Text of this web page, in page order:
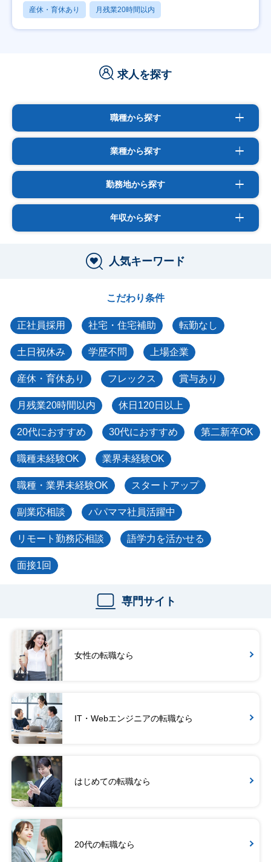
産休・育休あり 月残業20時間以内
求人を探す
職種から探す
業種から探す
勤務地から探す
年収から探す
人気キーワード
こだわり条件
正社員採用 社宅・住宅補助 転勤なし
土日祝休み 学歴不問 上場企業
産休・育休あり フレックス 賞与あり
月残業20時間以内 休日120日以上
20代におすすめ 30代におすすめ 第二新卒OK
職種未経験OK 業界未経験OK
職種・業界未経験OK スタートアップ
副業応相談 パパママ社員活躍中
リモート勤務応相談 語学力を活かせる
面接1回
専門サイト
女性の転職なら
IT・Webエンジニアの転職なら
はじめての転職なら
20代の転職なら